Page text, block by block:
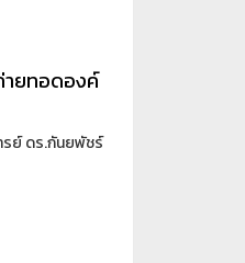
ายทอดองค์
รย์ ดร.กันยพัชร์